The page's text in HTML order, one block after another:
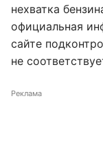
нехватка
официальная
сайте
не
Реклама